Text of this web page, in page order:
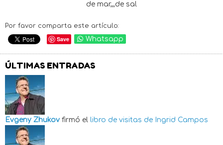
de mar,,,de sal
Por favor comparta este artículo:
Save Whatsapp
ÚLTIMAS ENTRADAS
Evgeny Zhukov firmó el libro de visitas de Ingrid Campos